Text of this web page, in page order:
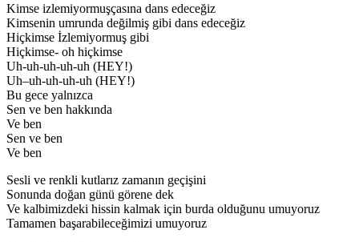
Kimse izlemiyormuşçasına dans edeceğiz
Kimsenin umrunda değilmiş gibi dans edeceğiz
Hiçkimse İzlemiyormuş gibi
Hiçkimse- oh hiçkimse
Uh-uh-uh-uh-uh (HEY!)
Uh–uh-uh-uh-uh (HEY!)
Bu gece yalnızca
Sen ve ben hakkında
Ve ben
Sen ve ben
Ve ben
Sesli ve renkli kutlarız zamanın geçişini
Sonunda doğan günü görene dek
Ve kalbimizdeki hissin kalmak için burda olduğunu umuyoruz
Tamamen başarabileceğimizi umuyoruz